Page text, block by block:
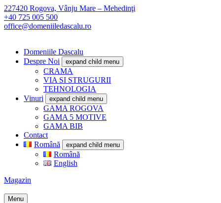
227420 Rogova, Vânju Mare – Mehedinţi
+40 725 005 500
office@domeniiledascalu.ro
Domeniile Dascalu
Despre Noi
expand child menu
CRAMA
VIA SI STRUGURII
TEHNOLOGIA
Vinuri
expand child menu
GAMA ROGOVA
GAMA 5 MOTIVE
GAMA BIB
Contact
Română
expand child menu
Română
English
Magazin
Menu